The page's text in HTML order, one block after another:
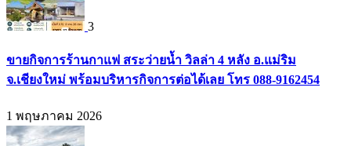
3
ขายกิจการร้านกาแฟ สระว่ายน้ำ วิลล่า 4 หลัง อ.แม่ริม
จ.เชียงใหม่ พร้อมบริหารกิจการต่อได้เลย โทร 088-9162454
1 พฤษภาคม 2026